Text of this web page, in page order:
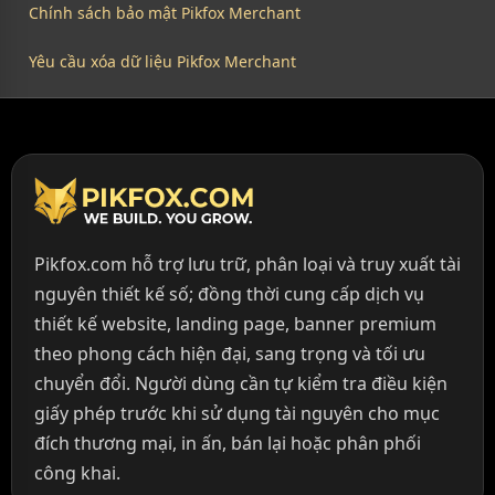
Chính sách bảo mật Pikfox Merchant
Yêu cầu xóa dữ liệu Pikfox Merchant
Pikfox.com hỗ trợ lưu trữ, phân loại và truy xuất tài
nguyên thiết kế số; đồng thời cung cấp dịch vụ
thiết kế website, landing page, banner premium
theo phong cách hiện đại, sang trọng và tối ưu
chuyển đổi. Người dùng cần tự kiểm tra điều kiện
giấy phép trước khi sử dụng tài nguyên cho mục
đích thương mại, in ấn, bán lại hoặc phân phối
công khai.